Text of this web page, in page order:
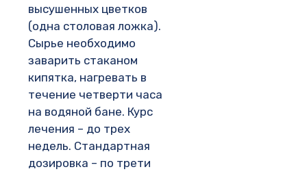
высушенных цветков
(одна столовая ложка).
Сырье необходимо
заварить стаканом
кипятка, нагревать в
течение четверти часа
на водяной бане. Курс
лечения – до трех
недель. Стандартная
дозировка – по трети